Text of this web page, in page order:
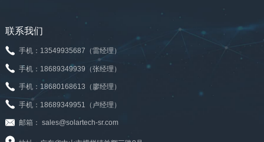
联系我们
手机：13549935687（雷经理）
手机：18689349939（张经理）
手机：18680168613（廖经理）
手机：18689349951（卢经理）
邮箱： sales@solartech-sr.com